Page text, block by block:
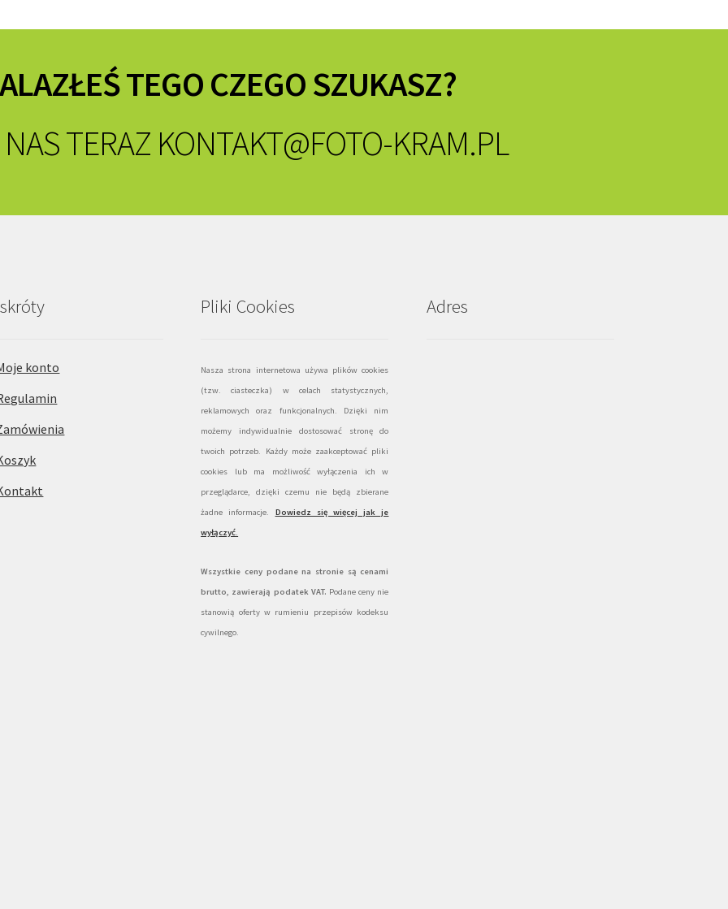
TEGO CZEGO SZUKASZ?
TERAZ KONTAKT@FOTO-KRAM.PL
konto
Pliki Cookies
Nasza strona internetowa używa plików cookies
(tzw. ciasteczka) w celach statystycznych,
reklamowych oraz funkcjonalnych. Dzięki nim
możemy indywidualnie dostosować stronę do
twoich potrzeb. Każdy może zaakceptować pliki
cookies lub ma możliwość wyłączenia ich w
przeglądarce, dzięki czemu nie będą zbierane
żadne informacje. Dowiedz się więcej jak je
wyłączyć.
Wszystkie ceny podane na stronie są cenami
brutto, zawierają podatek VAT. Podane ceny nie
stanowią oferty w rumieniu przepisów kodeksu
cywilnego.
Adres